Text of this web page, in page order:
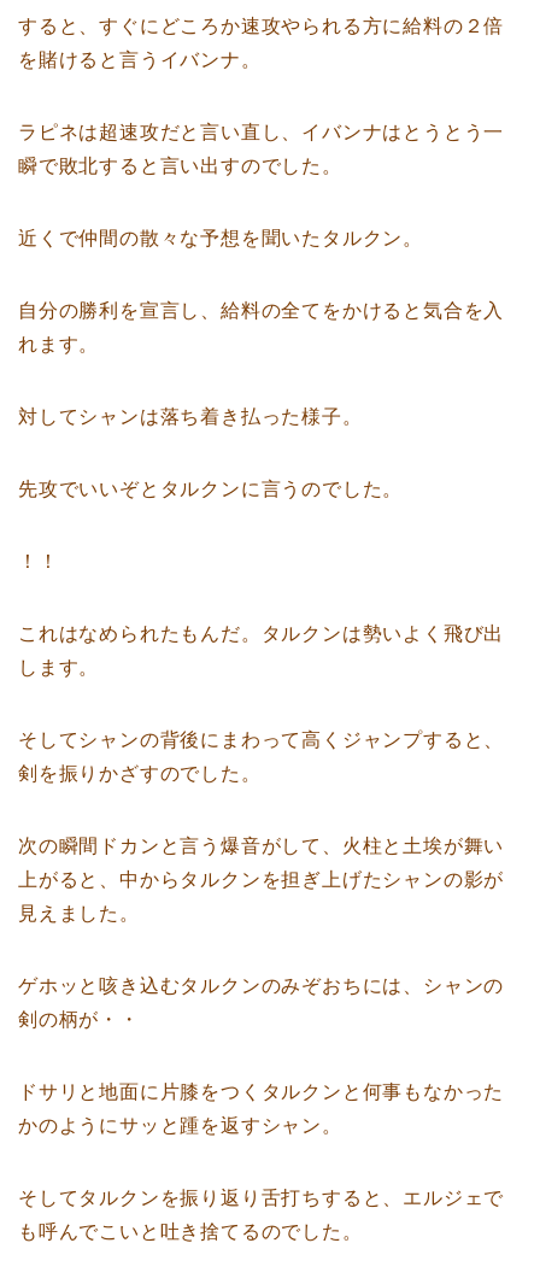
すると、すぐにどころか速攻やられる方に給料の２倍
を賭けると言うイバンナ。
ラピネは超速攻だと言い直し、イバンナはとうとう一
瞬で敗北すると言い出すのでした。
近くで仲間の散々な予想を聞いたタルクン。
自分の勝利を宣言し、給料の全てをかけると気合を入
れます。
対してシャンは落ち着き払った様子。
先攻でいいぞとタルクンに言うのでした。
！！
これはなめられたもんだ。タルクンは勢いよく飛び出
します。
そしてシャンの背後にまわって高くジャンプすると、
剣を振りかざすのでした。
次の瞬間ドカンと言う爆音がして、火柱と土埃が舞い
上がると、中からタルクンを担ぎ上げたシャンの影が
見えました。
ゲホッと咳き込むタルクンのみぞおちには、シャンの
剣の柄が・・
ドサリと地面に片膝をつくタルクンと何事もなかった
かのようにサッと踵を返すシャン。
そしてタルクンを振り返り舌打ちすると、エルジェで
も呼んでこいと吐き捨てるのでした。